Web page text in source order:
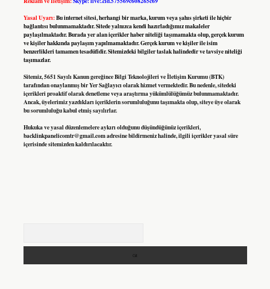
Yasal Uyarı:Bu internet sitesi, herhangi bir marka, kurum veya şahıs şirketi ile hiçbir
bağlantısı bulunmamaktadır. Sitede yalnızca kendi hazırladığımız makaleler
paylaşılmaktadır. Burada yer alan içerikler haber niteliği taşımamakta olup, gerçek kurum
ve kişiler hakkında paylaşım yapılmamaktadır. Gerçek kurum ve kişiler ile isim
benzerlikleri tamamen tesadüfidir. Sitemizdeki bilgiler taslak halindedir ve tavsiye niteliği
taşımazlar.
Sitemiz, 5651 Sayılı Kanun gereğince Bilgi Teknolojileri ve İletişim Kurumu (BTK)
tarafından onaylanmış bir Yer Sağlayıcı olarak hizmet vermektedir. Bu nedenle, sitedeki
içerikleri proaktif olarak denetleme veya araştırma yükümlülüğümüz bulunmamaktadır.
Ancak, üyelerimiz yazdıkları içeriklerin sorumluluğunu taşımakta olup, siteye üye olarak
bu sorumluluğu kabul etmiş sayılırlar.
Hukuka ve yasal düzenlemelere aykırı olduğunu düşündüğünüz içerikleri,
backlinkpanelicomtr@gmail.comadresine bildirmeniz halinde, ilgili içerikler yasal süre
içerisinde sitemizden kaldırılacaktır.